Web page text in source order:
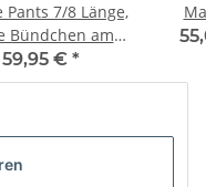
Pants 7/8 Länge,
Bündchen am
Knöchel
59,95 € *